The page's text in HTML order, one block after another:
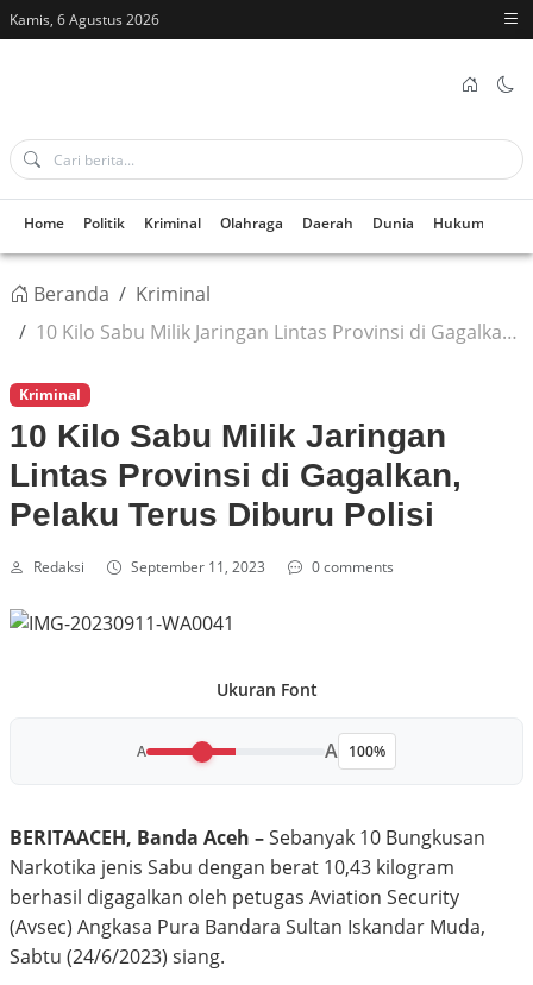
Kamis, 6 Agustus 2026
Home Politik Kriminal Olahraga Daerah Dunia Hukum
Beranda
Kriminal
10 Kilo Sabu Milik Jaringan Lintas Provinsi di Gagalkan, Pelaku Terus Diburu Polisi
Kriminal
10 Kilo Sabu Milik Jaringan
Lintas Provinsi di Gagalkan,
Pelaku Terus Diburu Polisi
Redaksi September 11, 2023 0 comments
Ukuran Font
A A 100%
BERITAACEH, Banda Aceh –Sebanyak 10 Bungkusan
Narkotika jenis Sabu dengan berat 10,43 kilogram
berhasil digagalkan oleh petugas Aviation Security
(Avsec) Angkasa Pura Bandara Sultan Iskandar Muda,
Sabtu (24/6/2023) siang.